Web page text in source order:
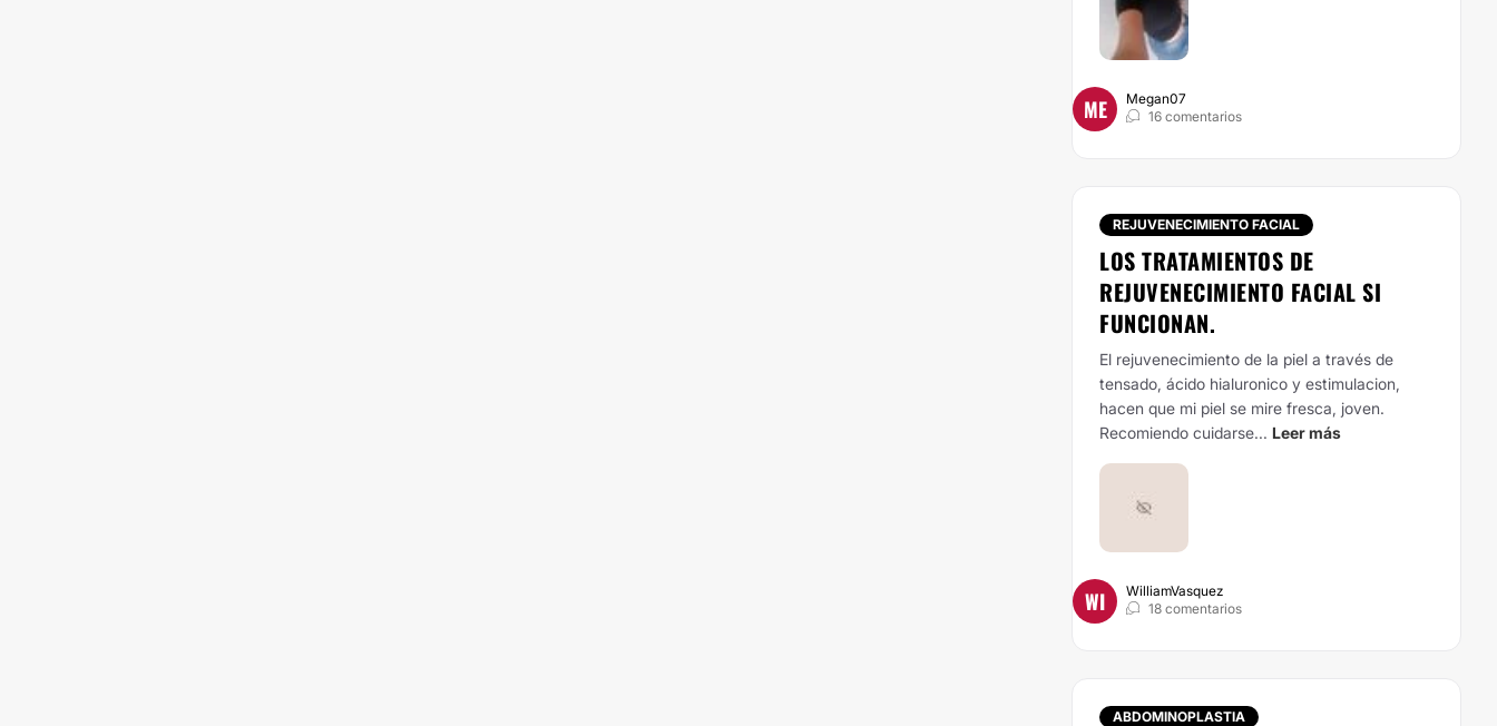
ME
Megan07
16 comentarios
REJUVENECIMIENTO FACIAL
LOS TRATAMIENTOS DE
REJUVENECIMIENTO FACIAL SI
FUNCIONAN.
El rejuvenecimiento de la piel a través de
tensado, ácido hialuronico y estimulacion,
hacen que mi piel se mire fresca, joven.
Recomiendo cuidarse... Leer más
WI
WilliamVasquez
18 comentarios
ABDOMINOPLASTIA